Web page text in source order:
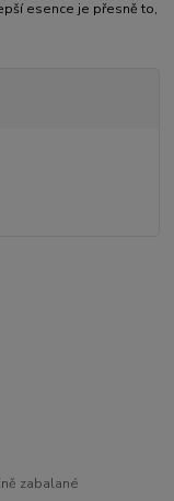
esence je přesně to,
zabalané